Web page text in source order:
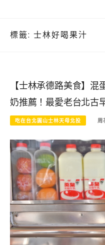
標籤: 士林好喝果汁
【士林承德路美食】
奶推薦！最愛老台北古
吃在台北圓山士林天母北投 周